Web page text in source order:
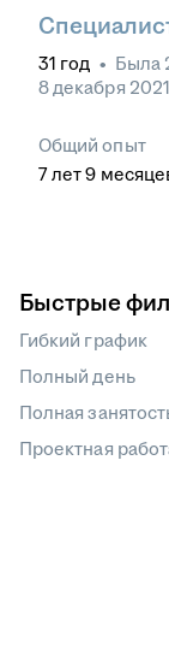
31 год • Была
8 декабря 2021
Общий опыт
7лет 9
Быстрые
Гибкий график
Полный день
Полная
Проектная